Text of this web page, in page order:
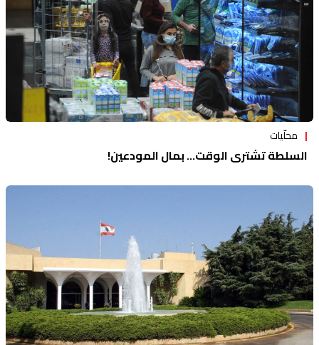
محلّيات
السلطة تشتري الوقت... بمال المودعين!